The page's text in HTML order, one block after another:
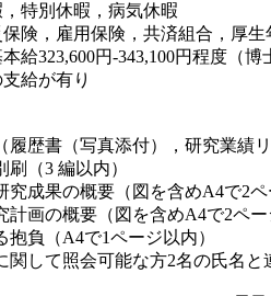
特別休暇，病気休暇
険，雇用保険，共済組合，厚生
給323,600円-343,100円程度（
給が有り
歴書（写真添付），研究業績リ
（3 編以内）
成果の概要（図を含めA4で2ペ
画の概要（図を含めA4で2ペー
負（A4で1ページ以内）
して照会可能な方2名の氏名と